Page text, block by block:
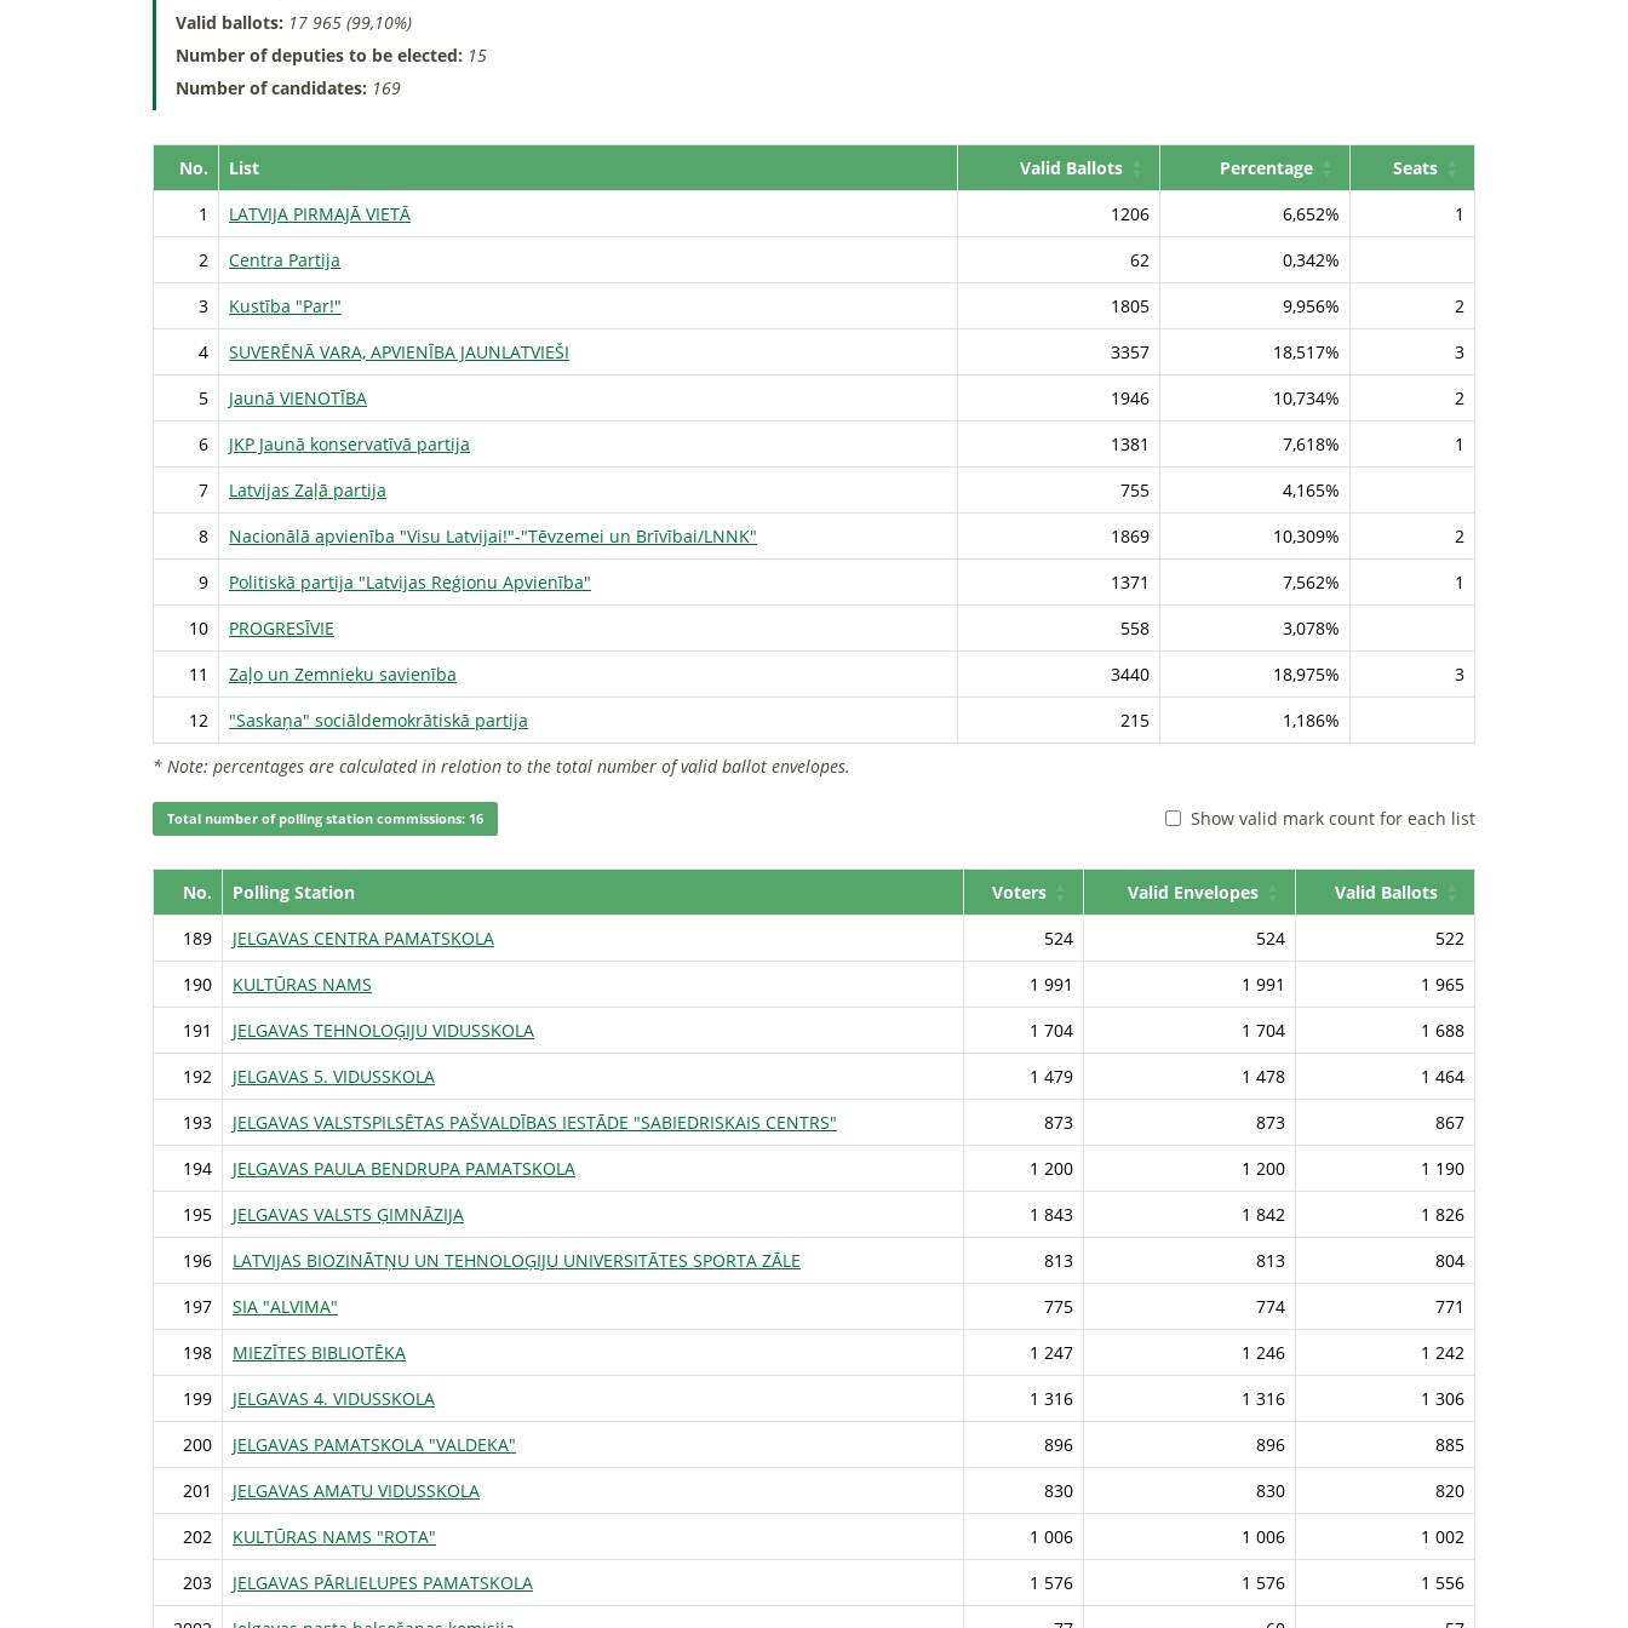
Valid ballots: 17 965 (99,10%)
Number of deputies to be elected: 15
Number of candidates: 169
No. List Valid Ballots Percentage
Seats
1
LATVIJA PIRMAJĀ VIETĀ 1206 6,652%
1
2
Centra Partija 62
0,342%
3
Kustība "Par!" 1805 9,956%
2
4
SUVERĒNĀ VARA, APVIENĪBA JAUNLATVIEŠI 3357 18,517%
3
5
Jaunā VIENOTĪBA 1946 10,734%
2
6
JKP Jaunā konservatīvā partija 1381 7,618%
1
7
Latvijas Zaļā partija 755
4,165%
8
Nacionālā apvienība "Visu Latvijai!"-"Tēvzemei un Brīvībai/LNNK" 1869 10,309%
2
9
Politiskā partija "Latvijas Reģionu Apvienība" 1371 7,562%
1
10
PROGRESĪVIE 558
3,078%
11
Zaļo un Zemnieku savienība 3440 18,975%
3
12
"Saskaņa" sociāldemokrātiskā partija 215
1,186%
* Note: percentages are calculated in relation to the total number of valid ballot envelopes.
Total number of polling station commissions: 16 Show valid mark count for each list
No. Polling Station Voters Valid Envelopes
Valid Ballots
189
JELGAVAS CENTRA PAMATSKOLA 524 524
522
190
KULTŪRAS NAMS 1 991 1 991
1 965
191
JELGAVAS TEHNOLOĢIJU VIDUSSKOLA 1 704 1 704
1 688
192
JELGAVAS 5. VIDUSSKOLA 1 479 1 478
1 464
193
JELGAVAS VALSTSPILSĒTAS PAŠVALDĪBAS IESTĀDE "SABIEDRISKAIS CENTRS" 873 873
867
194
JELGAVAS PAULA BENDRUPA PAMATSKOLA 1 200 1 200
1 190
195
JELGAVAS VALSTS ĢIMNĀZIJA 1 843 1 842
1 826
196
LATVIJAS BIOZINĀTŅU UN TEHNOLOĢIJU UNIVERSITĀTES SPORTA ZĀLE 813 813
804
197
SIA "ALVIMA" 775 774
771
198
MIEZĪTES BIBLIOTĒKA 1 247 1 246
1 242
199
JELGAVAS 4. VIDUSSKOLA 1 316 1 316
1 306
200
JELGAVAS PAMATSKOLA "VALDEKA" 896 896
885
201
JELGAVAS AMATU VIDUSSKOLA 830 830
820
202
KULTŪRAS NAMS "ROTA" 1 006 1 006
1 002
203
JELGAVAS PĀRLIELUPES PAMATSKOLA 1 576 1 576
1 556